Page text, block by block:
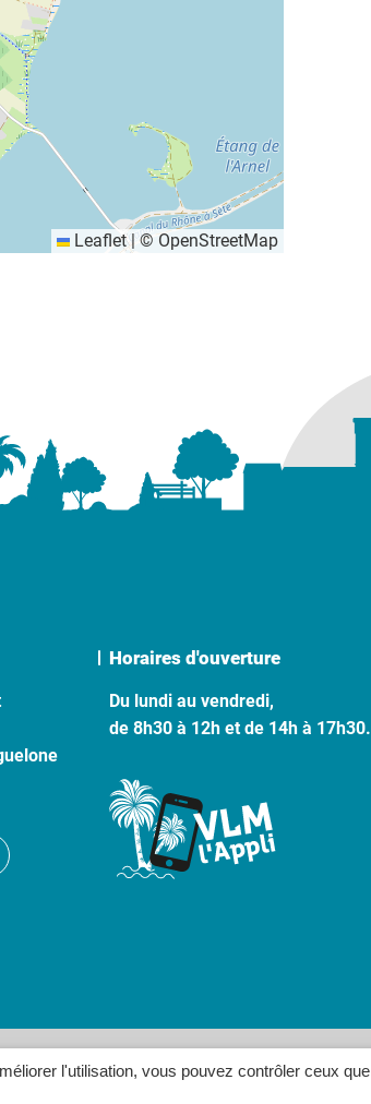
l'utilisation, vous pouvez contrôler ceux que
Leaflet |© OpenStreetMap
Horaires d'ouverture
Du lundi au vendredi,
de 8h30 à 12h et de 14h à 17h30.